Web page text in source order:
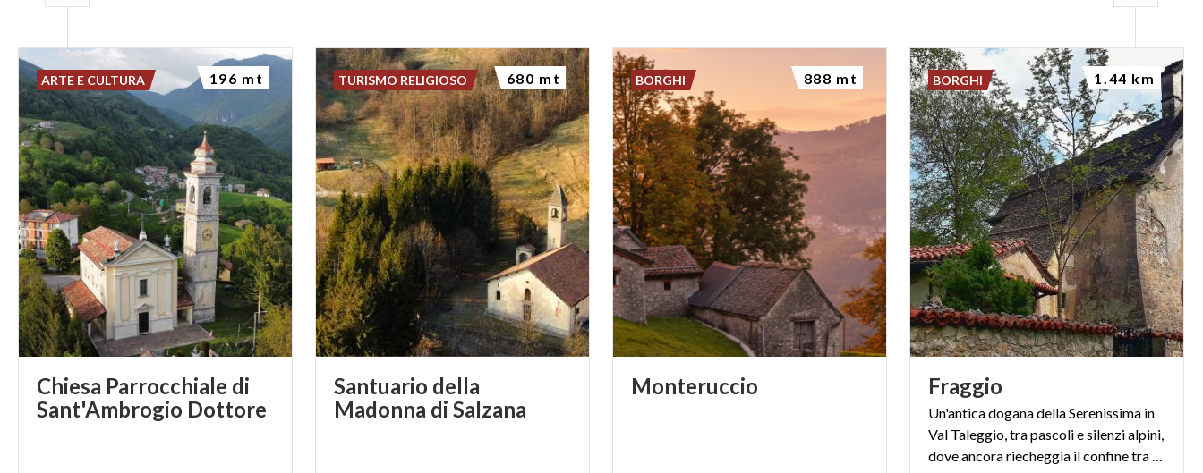
Chiesa Parrocchiale di
Sant'Ambrogio Dottore
ARTE E CULTURA 196 mt
Santuario della
Madonna di Salzana
TURISMO RELIGIOSO 680 mt
Monteruccio
BORGHI 888 mt
Fraggio
Un'antica dogana della Serenissima in
Val Taleggio, tra pascoli e silenzi alpini,
dove ancora riecheggia il confine tra due mondi.
BORGHI 1.44 km